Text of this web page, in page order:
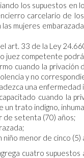
los supuestos
carcelario de
mujeres
art. 33 de la Ley
o juez competente
cuando la privación
y no
una enfermedad
cuando la
un trato indigno,
setenta (70) años;
menor de cinco (5)
cuatro